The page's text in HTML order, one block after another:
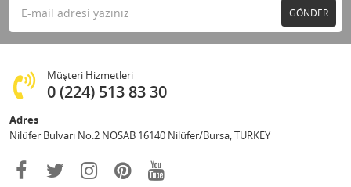
GÖNDER
Müşteri Hizmetleri
0 (224) 513 83 30
Adres
Nilüfer Bulvarı No:2 NOSAB 16140 Nilüfer/Bursa, TURKEY